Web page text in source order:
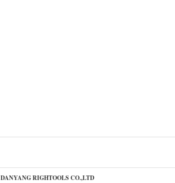
DANYANG RIGHTOOLS CO.,LTD